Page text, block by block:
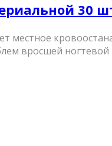
30
вросшей